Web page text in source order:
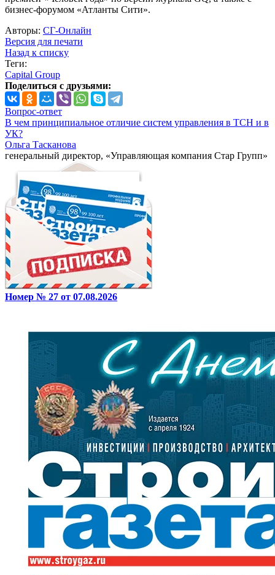
бизнес-форумом «Атланты Сити».
Авторы: СГ-Онлайн
Версия для печати
Назад к списку
Теги:
Capital Group
Поделиться с друзьями:
Вопрос-ответ
В чем принципиальное отличие систем управления в ТСН и в
УК?
Ольга Тасканова
генеральный директор, «Управляющая компания Стар Групп»
Номер № 27 от 07.08.2026